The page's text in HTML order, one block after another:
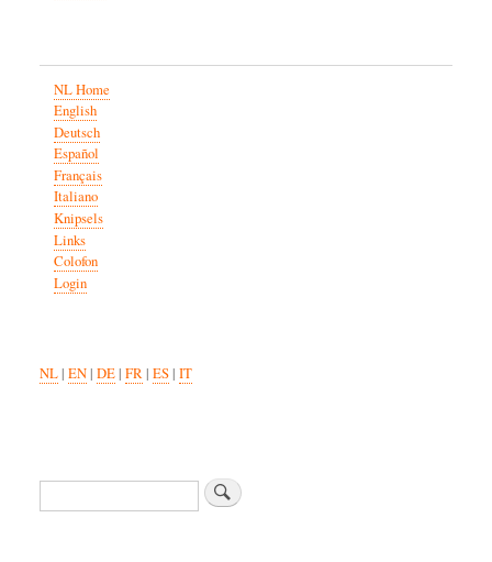
NL Home
English
Deutsch
Español
Français
Italiano
Knipsels
Links
Colofon
Login
NL| EN| DE| FR| ES| IT
Zoeken